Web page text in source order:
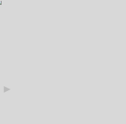
►